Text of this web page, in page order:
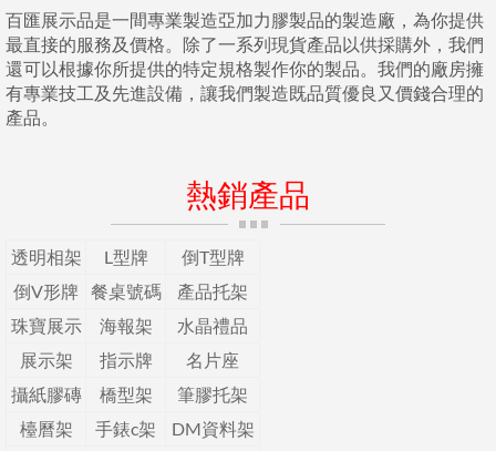
百匯展示品是一間專業製造亞加力膠製品的製造廠，為你提供
最直接的服務及價格。除了一系列現貨產品以供採購外，我們
還可以根據你所提供的特定規格製作你的製品。我們的廠房擁
有專業技工及先進設備，讓我們製造既品質優良又價錢合理的
產品。
熱銷產品
透明相架 L型牌
倒T型牌
倒V形牌
餐桌號碼
產品托架
珠寶展示
海報架
水晶禮品
展示架
指示牌
名片座
攝紙膠磚
橋型架
筆膠托架
檯曆架
手錶c架
DM資料架